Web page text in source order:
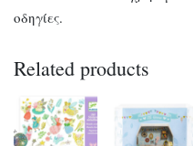
οδηγίες.
Related products